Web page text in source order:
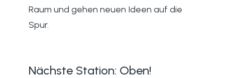
Raum und gehen neuen Ideen auf die
Spur.
Nächste Station: Oben!